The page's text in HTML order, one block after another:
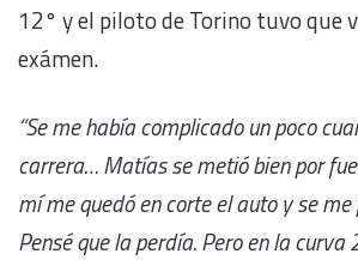
12° y el piloto de Torino tuvo que
exámen.
“Se me había complicado un poco
carrera… Matías se metió bien por
mí me quedó en corte el auto y se me
Pensé que la perdía. Pero en la